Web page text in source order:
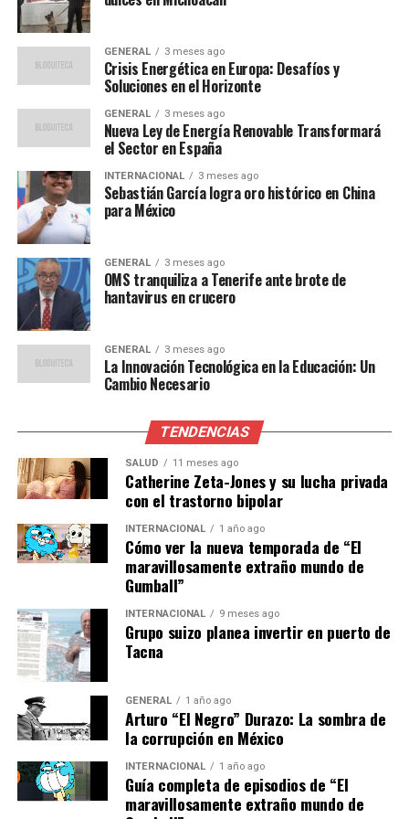
que nos daría más opciones de éxito es desarrollar
bien el carácter. Entendí que teníamos que
prepararnos para la dificultad”,explicó.
La gestión del ego y la humildad
En cuanto a la gestión del ego, Nadal habló con la
naturalidad de alguien que ha trabajado en la élite sin
perder la humildad.“Tuve mucha suerte porque no lo
necesité. Tuve un chico que tenía un ego normal, no
exagerado”,
Destacó que, para sentirse especial, es necesario más
que solo jugar bien al tenis.
La charla también incluyó una reflexión sobre el
presente del tenis y los nuevos talentos que emergen en
el deporte. A propósito de la reciente final de Roland
Garros, Nadal analizó el desempeño de Carlos Alcaraz,
“Para mí el favorito claro
era Carlos. Luego, el
resultado fue algo
diferente, pero Carlos
puede conseguirlo todo
porque tiene todo lo
necesario para
conseguirlo”,
afirmó.
Lecciones de perseverancia
Finalmente, Toni Nadal compartió una lección crucial
GENERAL 3 meses ago
Crisis Energética en Europa: Desafíos y
Soluciones en el Horizonte
GENERAL 3 meses ago
Nueva Ley de Energía Renovable Transformará
el Sector en España
INTERNACIONAL 3 meses ago
Sebastián García logra oro histórico en China
para México
GENERAL 3 meses ago
OMS tranquiliza a Tenerife ante brote de
hantavirus en crucero
GENERAL 3 meses ago
La Innovación Tecnológica en la Educación: Un
Cambio Necesario
TENDENCIAS
SALUD 11 meses ago
Catherine Zeta-Jones y su lucha privada
con el trastorno bipolar
INTERNACIONAL 1 año ago
Cómo ver la nueva temporada de “El
maravillosamente extraño mundo de
Gumball”
INTERNACIONAL 9 meses ago
Grupo suizo planea invertir en puerto de
Tacna
GENERAL 1 año ago
Arturo “El Negro” Durazo: La sombra de
la corrupción en México
INTERNACIONAL 1 año ago
Guía completa de episodios de “El
maravillosamente extraño mundo de